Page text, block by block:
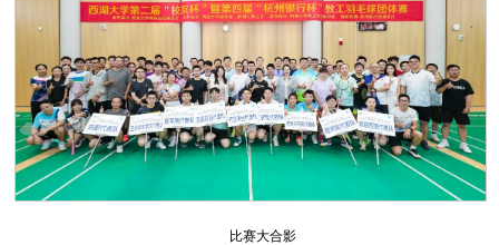
比赛大合影